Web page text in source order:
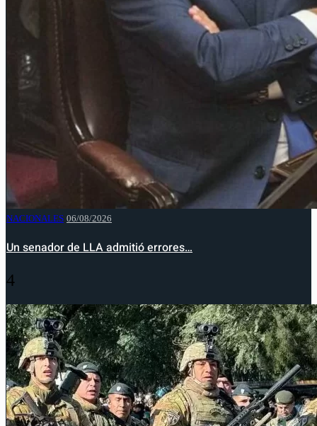
NACIONALES 06/08/2026
Un senador de LLA admitió errores…
4